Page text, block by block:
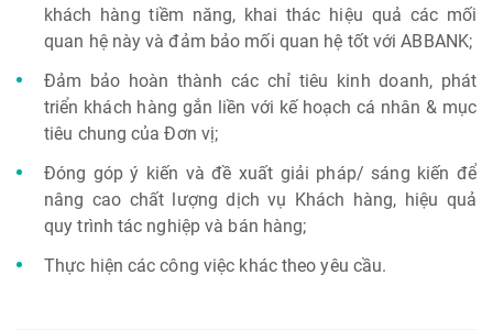
khách hàng tiềm năng, khai thác hiệu quả các mối
quan hệ này và đảm bảo mối quan hệ tốt với ABBANK;
Đảm bảo hoàn thành các chỉ tiêu kinh doanh, phát
triển khách hàng gắn liền với kế hoạch cá nhân & mục
tiêu chung của Đơn vị;
Đóng góp ý kiến và đề xuất giải pháp/ sáng kiến để
nâng cao chất lượng dịch vụ Khách hàng, hiệu quả
quy trình tác nghiệp và bán hàng;
Thực hiện các công việc khác theo yêu cầu.